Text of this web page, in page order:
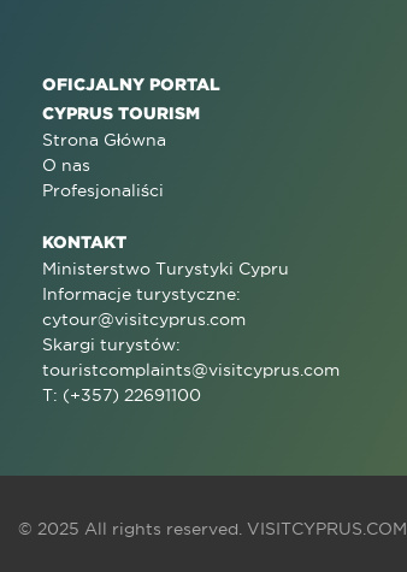
OFICJALNY PORTAL
CYPRUS TOURISM
Strona Główna
O nas
Profesjonaliści
KONTAKT
Ministerstwo Turystyki Cypru
Informacje turystyczne:
cytour@visitcyprus.com
Skargi turystów:
touristcomplaints@visitcyprus.com
T: (+357) 22691100
© 2025 All rights reserved. VISITCYPRUS.COM